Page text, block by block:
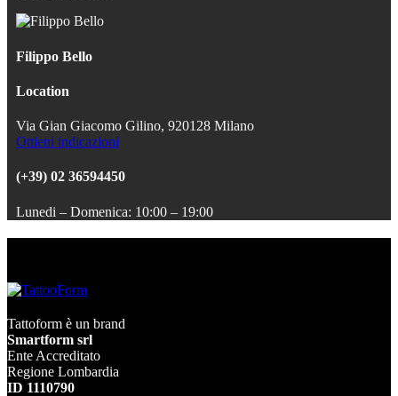
Filippo Bello
Location
Via Gian Giacomo Gilino, 920128 Milano
Ottieni indicazioni
(+39) 02 36594450
Lunedi – Domenica: 10:00 – 19:00
Tattoform è un brand
Smartform srl
Ente Accreditato
Regione Lombardia
ID 1110790